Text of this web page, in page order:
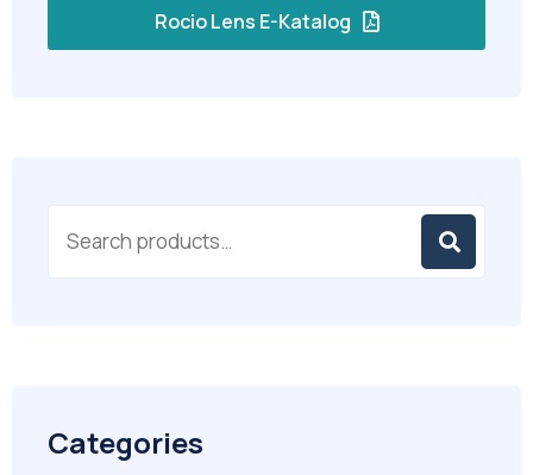
Rocio Lens E-Katalog
Categories